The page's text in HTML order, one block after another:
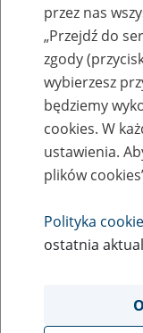
Zaproś ZUS
eZUS w
Rodzaj wydarzenia
Szkolenia
obsługa klientów
przez nas
„Przejdź do
zgody
wybierzesz
będziemy
cookies. W
ustawienia.
plików
Polityka
ostatnia